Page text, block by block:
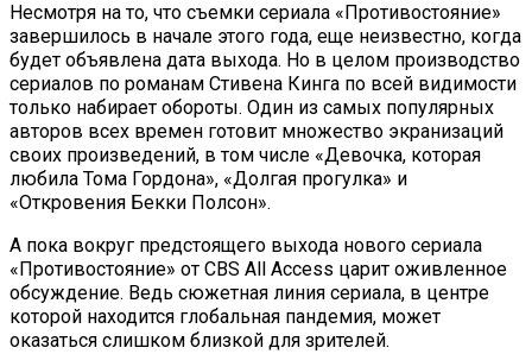
Несмотря на то, что съемки сериала «Противостояние»
завершилось в начале этого года, еще неизвестно, когда
будет объявлена дата выхода. Но в целом производство
сериалов по романам Стивена Кинга по всей видимости
только набирает обороты. Один из самых популярных
авторов всех времен готовит множество экранизаций
своих произведений, в том числе «Девочка, которая
любила Тома Гордона», «Долгая прогулка» и
«Откровения Бекки Полсон».
А пока вокруг предстоящего выхода нового сериала
«Противостояние» от CBS All Access царит оживленное
обсуждение. Ведь сюжетная линия сериала, в центре
которой находится глобальная пандемия, может
оказаться слишком близкой для зрителей.